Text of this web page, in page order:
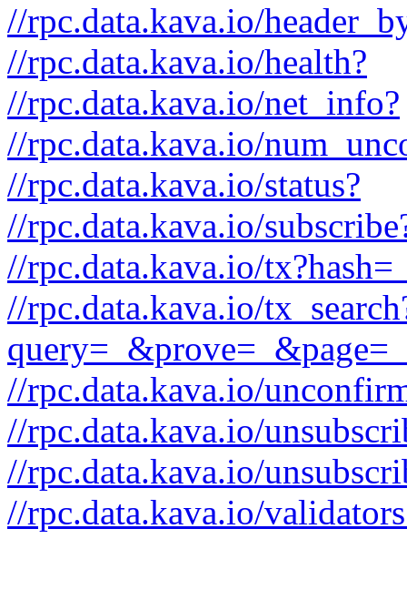
//rpc.data.kava.io/
//rpc.data.kava.io/health?
//rpc.data.kava.io/net_info?
//rpc.data.kava.io/
//rpc.data.kava.io/status?
//rpc.data.kava.io/
//rpc.data.kava.io/
//rpc.data.kava.io/
//rpc.data.kava.io/
//rpc.data.kava.io/
//rpc.data.kava.io/
//rpc.data.kava.io/